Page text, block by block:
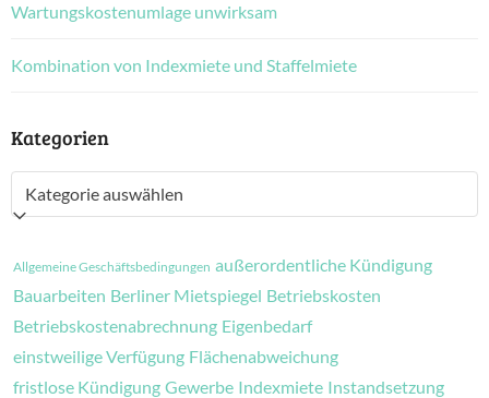
Wartungskostenumlage unwirksam
Kombination von Indexmiete und Staffelmiete
Kategorien
Kategorien
Allgemeine Geschäftsbedingungen außerordentliche Kündigung
Bauarbeiten Berliner Mietspiegel Betriebskosten
Betriebskostenabrechnung Eigenbedarf
einstweilige Verfügung Flächenabweichung
fristlose Kündigung Gewerbe Indexmiete Instandsetzung